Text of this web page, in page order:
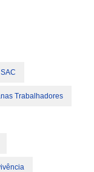
Trabalhadores